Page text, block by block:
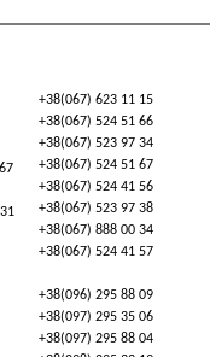
+38(067) 623 11 15
+38(067) 524 51 66
+38(067) 523 97 34
+38(067) 524 51 67
+38(067) 524 41 56
+38(067) 523 97 38
+38(067) 888 00 34
+38(067) 524 41 57
+38(096) 295 88 09
+38(097) 295 35 06
+38(097) 295 88 04